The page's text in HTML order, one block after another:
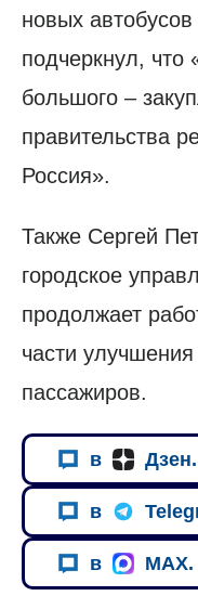
новых
подчеркнул, что
большого –
правительства
Россия».
Также Сергей
городское
продолжает
части
пассажиров.
в Дзен.
в
в MAX.